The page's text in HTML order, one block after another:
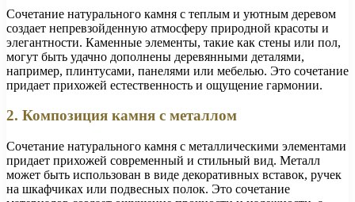
Сочетание натурального камня с теплым и уютным деревом
создает непревзойденную атмосферу природной красоты и
элегантности. Каменные элементы, такие как стены или пол,
могут быть удачно дополнены деревянными деталями,
например, плинтусами, панелями или мебелью. Это сочетание
придает прихожей естественность и ощущение гармонии.
2. Композиция камня с металлом
Сочетание натурального камня с металлическими элементами
придает прихожей современный и стильный вид. Металл
может быть использован в виде декоративных вставок, ручек
на шкафчиках или подвесных полок. Это сочетание